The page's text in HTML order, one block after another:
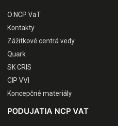
O NCP VaT
Kontakty
Zážitkové centrá vedy
Quark
SK CRIS
CIP VVI
Koncepčné materiály
PODUJATIA NCP VAT